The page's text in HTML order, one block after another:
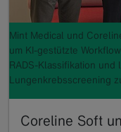
Mint Medical und
um KI-gestützte
RADS-Klassifikation
Lungenkrebsscreening
Coreline Soft